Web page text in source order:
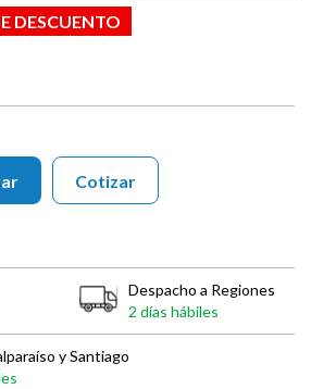
DESCUENTO
Cotizar
Despacho a Regiones
2 días hábiles
y Santiago